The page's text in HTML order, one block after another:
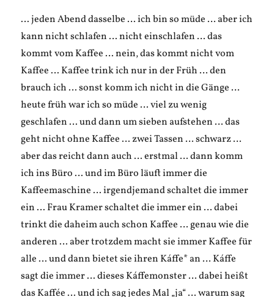
… jeden Abend dasselbe … ich bin so müde … aber ich
kann nicht schlafen … nicht einschlafen … das
kommt vom Kaffee … nein, das kommt nicht vom
Kaffee … Kaffee trink ich nur in der Früh … den
brauch ich … sonst komm ich nicht in die Gänge …
heute früh war ich so müde … viel zu wenig
geschlafen … und dann um sieben aufstehen … das
geht nicht ohne Kaffee … zwei Tassen … schwarz …
aber das reicht dann auch … erstmal … dann komm
ich ins Büro … und im Büro läuft immer die
Kaffeemaschine … irgendjemand schaltet die immer
ein … Frau Kramer schaltet die immer ein … dabei
trinkt die daheim auch schon Kaffee … genau wie die
anderen … aber trotzdem macht sie immer Kaffee für
alle … und dann bietet sie ihren Káffe* an … Káffe
sagt die immer … dieses Káffemonster … dabei heißt
das Kaffée … und ich sag jedes Mal „ja“ … warum sag